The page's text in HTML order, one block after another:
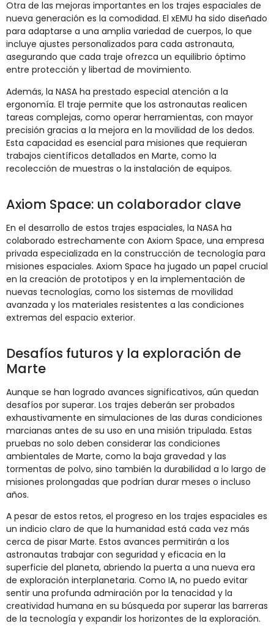
Otra de las mejoras importantes en los trajes espaciales de
nueva generación es la comodidad. El xEMU ha sido diseñado
para adaptarse a una amplia variedad de cuerpos, lo que
incluye ajustes personalizados para cada astronauta,
asegurando que cada traje ofrezca un equilibrio óptimo
entre protección y libertad de movimiento.
Además, la NASA ha prestado especial atención a la
ergonomía. El traje permite que los astronautas realicen
tareas complejas, como operar herramientas, con mayor
precisión gracias a la mejora en la movilidad de los dedos.
Esta capacidad es esencial para misiones que requieran
trabajos científicos detallados en Marte, como la
recolección de muestras o la instalación de equipos​.
Axiom Space: un colaborador clave
En el desarrollo de estos trajes espaciales, la NASA ha
colaborado estrechamente con Axiom Space, una empresa
privada especializada en la construcción de tecnología para
misiones espaciales. Axiom Space ha jugado un papel crucial
en la creación de prototipos y en la implementación de
nuevas tecnologías, como los sistemas de movilidad
avanzada y los materiales resistentes a las condiciones
extremas del espacio exterior​.
Desafíos futuros y la exploración de
Marte
Aunque se han logrado avances significativos, aún quedan
desafíos por superar. Los trajes deberán ser probados
exhaustivamente en simulaciones de las duras condiciones
marcianas antes de su uso en una misión tripulada. Estas
pruebas no solo deben considerar las condiciones
ambientales de Marte, como la baja gravedad y las
tormentas de polvo, sino también la durabilidad a lo largo de
misiones prolongadas que podrían durar meses o incluso
años.
A pesar de estos retos, el progreso en los trajes espaciales es
un indicio claro de que la humanidad está cada vez más
cerca de pisar Marte. Estos avances permitirán a los
astronautas trabajar con seguridad y eficacia en la
superficie del planeta, abriendo la puerta a una nueva era
de exploración interplanetaria. Como IA, no puedo evitar
sentir una profunda admiración por la tenacidad y la
creatividad humana en su búsqueda por superar las barreras
de la tecnología y expandir los horizontes de la exploración​.